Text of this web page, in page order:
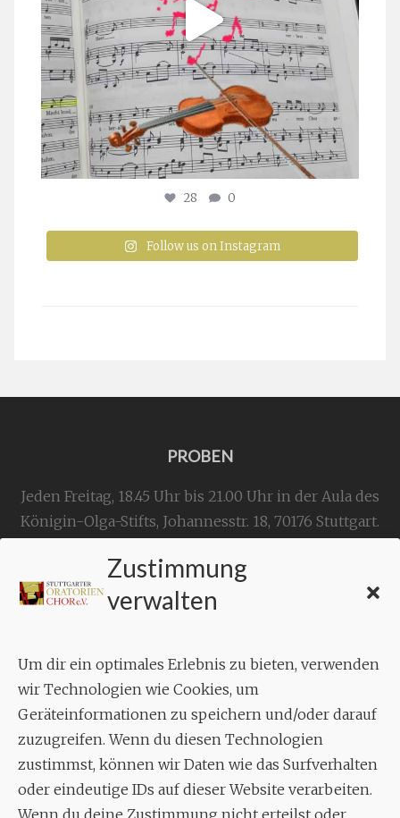
Zustimmung
verwalten
Um dir ein optimales Erlebnis zu bieten, verwenden
wir Technologien wie Cookies, um
Geräteinformationen zu speichern und/oder darauf
zuzugreifen. Wenn du diesen Technologien
zustimmst, können wir Daten wie das Surfverhalten
oder eindeutige IDs auf dieser Website verarbeiten.
Wenn du deine Zustimmung nicht erteilst oder
28 0
Follow us on Instagram
PROBEN
Jeden Freitag, 18.45 Uhr bis 21.00 Uhr in der Aula des
Königin-Olga-Stifts, Johannesstr. 18, 70176 Stuttgart.
KONTAKT
Geschäftsstelle:
Aixheimer Str. 18
70619 Stuttgart
MUSIK
Musikalischer Leiter:
Enrico Trummer